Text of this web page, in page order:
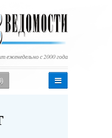
еженедельно с 2000 года